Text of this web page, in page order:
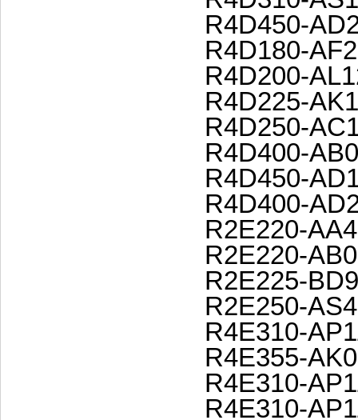
R4D450-
R4D180-
R4D200-
R4D225-
R4D250-
R4D400-
R4D450-
R4D400-
R2E220-
R2E220-
R2E225-
R2E250-
R4E310-
R4E355-
R4E310-
R4E310-